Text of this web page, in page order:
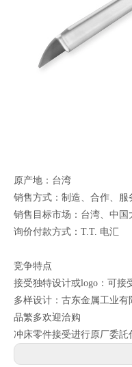
原产地：台湾
销售方式：制造、合作、服
销售目标市场：台湾、中
询价付款方式：T.T. 电汇
竞争特点
接受独特设计或logo：可接
多样设计：古东金属工业
品繁多欢迎洽购
冲床零件接受进行原厂委託